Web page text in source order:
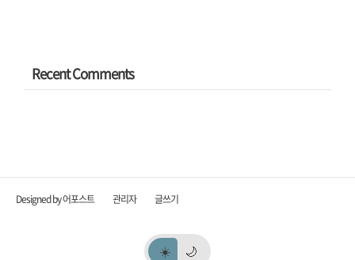
Recent Comments
Designed by 어포스트 관리자 글쓰기
☀️ 🌙